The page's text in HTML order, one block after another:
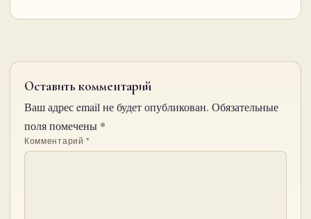
Оставить комментарий
Ваш адрес email не будет опубликован. Обязательные
поля помечены *
Комментарий*